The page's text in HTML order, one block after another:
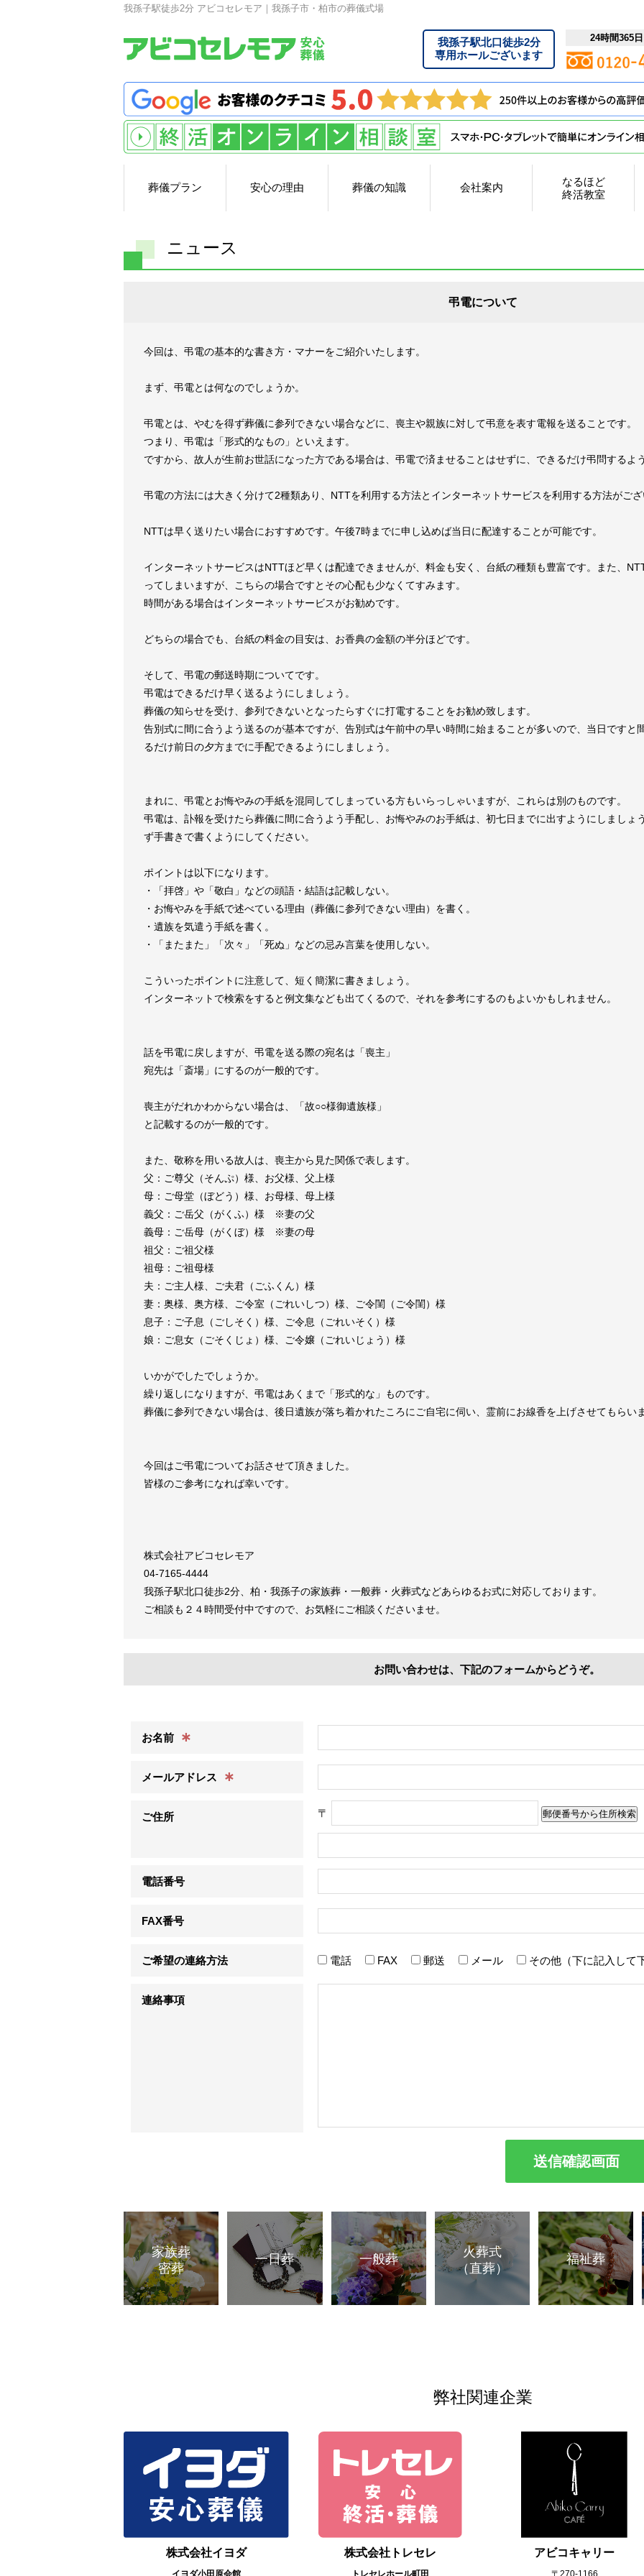
我孫子駅徒歩2分 アビコセレモア｜我孫子市・柏市の葬儀式場
我孫子駅北口徒歩2分
専用ホールございます
24時間365
葬儀プラン 安心の理由 葬儀の知識 会社案内
なるほど
終活教室
ニュース
弔電について
今回は、弔電の基本的な書き方・マナーをご紹介いたします。
まず、弔電とは何なのでしょうか。
弔電とは、やむを得ず葬儀に参列できない場合などに、喪主や親族に対して弔意を表す電報を送ることです。
つまり、弔電は「形式的なもの」といえます。
ですから、故人が生前お世話になった方である場合は、弔電で済ませることはせずに、できるだけ弔問するよ
弔電の方法には大きく分けて2種類あり、NTTを利用する方法とインターネットサービスを利用する方法がござ
NTTは早く送りたい場合におすすめです。午後7時までに申し込めば当日に配達することが可能です。
インターネットサービスはNTTほど早くは配達できませんが、料金も安く、台紙の種類も豊富です。また、
ってしまいますが、こちらの場合ですとその心配も少なくてすみます。
時間がある場合はインターネットサービスがお勧めです。
どちらの場合でも、台紙の料金の目安は、お香典の金額の半分ほどです。
そして、弔電の郵送時期についてです。
弔電はできるだけ早く送るようにしましょう。
葬儀の知らせを受け、参列できないとなったらすぐに打電することをお勧め致します。
告別式に間に合うよう送るのが基本ですが、告別式は午前中の早い時間に始まることが多いので、当日ですと
るだけ前日の夕方までに手配できるようにしましょう。
まれに、弔電とお悔やみの手紙を混同してしまっている方もいらっしゃいますが、これらは別のものです。
弔電は、訃報を受けたら葬儀に間に合うよう手配し、お悔やみのお手紙は、初七日までに出すようにしましょ
ず手書きで書くようにしてください。
ポイントは以下になります。
・「拝啓」や「敬白」などの頭語・結語は記載しない。
・お悔やみを手紙で述べている理由（葬儀に参列できない理由）を書く。
・遺族を気遣う手紙を書く。
・「またまた」「次々」「死ぬ」などの忌み言葉を使用しない。
こういったポイントに注意して、短く簡潔に書きましょう。
インターネットで検索をすると例文集なども出てくるので、それを参考にするのもよいかもしれません。
話を弔電に戻しますが、弔電を送る際の宛名は「喪主」
宛先は「斎場」にするのが一般的です。
喪主がだれかわからない場合は、「故○○様御遺族様」
と記載するのが一般的です。
また、敬称を用いる故人は、喪主から見た関係で表します。
父：ご尊父（そんぷ）様、お父様、父上様
母：ご母堂（ぼどう）様、お母様、母上様
義父：ご岳父（がくふ）様 ※妻の父
義母：ご岳母（がくぼ）様 ※妻の母
祖父：ご祖父様
祖母：ご祖母様
夫：ご主人様、ご夫君（ごふくん）様
妻：奥様、奥方様、ご令室（ごれいしつ）様、ご令閨（ご令閨）様
息子：ご子息（ごしそく）様、ご令息（ごれいそく）様
娘：ご息女（ごそくじょ）様、ご令嬢（ごれいじょう）様
いかがでしたでしょうか。
繰り返しになりますが、弔電はあくまで「形式的な」ものです。
葬儀に参列できない場合は、後日遺族が落ち着かれたころにご自宅に伺い、霊前にお線香を上げさせてもらい
今回はご弔電についてお話させて頂きました。
皆様のご参考になれば幸いです。
株式会社アビコセレモア
04-7165-4444
我孫子駅北口徒歩2分、柏・我孫子の家族葬・一般葬・火葬式などあらゆるお式に対応しております。
ご相談も２４時間受付中ですので、お気軽にご相談くださいませ。
お問い合わせは、下記のフォームからどうぞ。
お名前 ∗
メールアドレス ∗
ご住所 〒
電話番号
FAX番号
ご希望の連絡方法 電話 FAX 郵送 メール その他（下に記入して
連絡事項
家族葬
密葬
一日葬 一般葬
火葬式
（直葬）
福祉葬
弊社関連企業
株式会社イヨダ
イヨダ小田原会館
株式会社トレセレ
トレセレホール町田
アビコキャリー
〒270‐1166